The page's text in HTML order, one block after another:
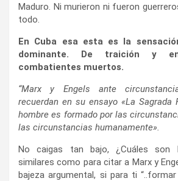
Maduro. Ni murieron ni fueron
todo.
En Cuba esa esta es la
dominante. De traición y
combatientes muertos.
“Marx y Engels ante
recuerdan en su ensayo «La Sagrada
hombre es formado por las
las circunstancias humanamente».
No caigas tan bajo, ¿Cuáles son
similares como para citar a Marx y
bajeza argumental, si para ti